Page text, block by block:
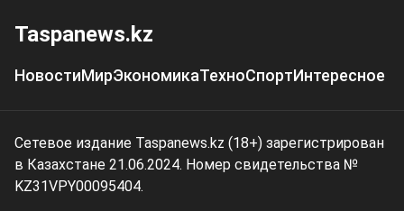
Taspanews.kz
НовостиМирЭкономикаТехноСпортИнтересное
Сетевое издание Taspanews.kz (18+) зарегистрирован
в Казахстане 21.06.2024. Номер свидетельства №
KZ31VPY00095404.